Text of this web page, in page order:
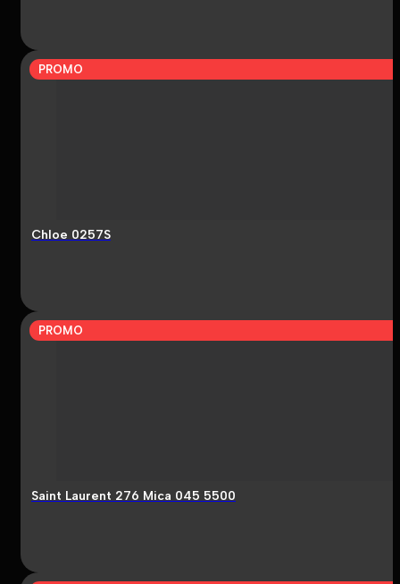
PROMO
Chloe 0257S
PROMO
Saint Laurent 276 Mica 045 5500